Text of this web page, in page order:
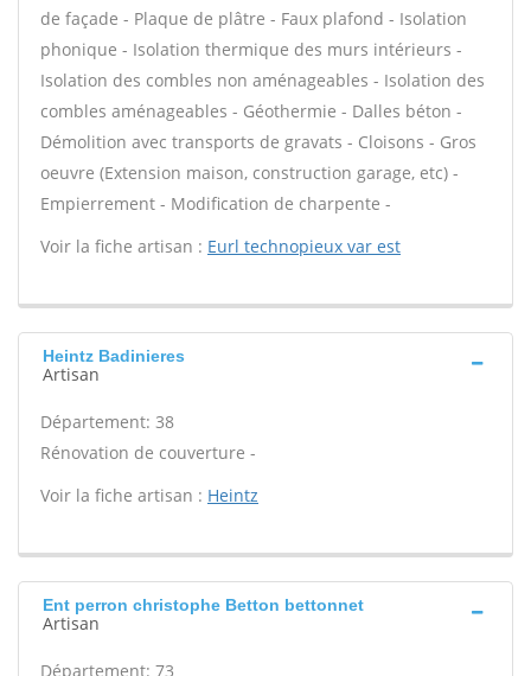
de façade - Plaque de plâtre - Faux plafond - Isolation
phonique - Isolation thermique des murs intérieurs -
Isolation des combles non aménageables - Isolation des
combles aménageables - Géothermie - Dalles béton -
Démolition avec transports de gravats - Cloisons - Gros
oeuvre (Extension maison, construction garage, etc) -
Empierrement - Modification de charpente -
Voir la fiche artisan : Eurl technopieux var est
Heintz Badinieres
Artisan
Département: 38
Rénovation de couverture -
Voir la fiche artisan : Heintz
Ent perron christophe Betton bettonnet
Artisan
Département: 73